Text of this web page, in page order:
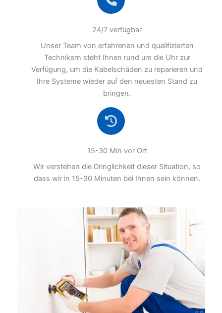
24/7 verfügbar
Unser Team von erfahrenen und qualifizierten
Technikern steht Ihnen rund um die Uhr zur
Verfügung, um die Kabelschäden zu reparieren und
Ihre Systeme wieder auf den neuesten Stand zu
bringen.
15-30 Min vor Ort
Wir verstehen die Dringlichkeit dieser Situation, so
dass wir in 15-30 Minuten bei Ihnen sein können.